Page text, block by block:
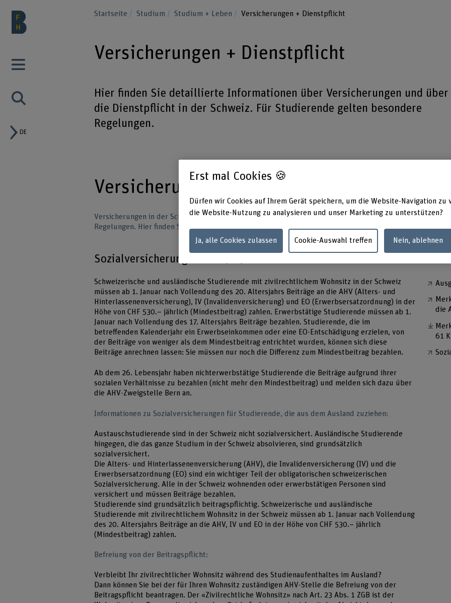
DE
Startseite Studium Studium + Leben Versicherungen + Dienstpflicht
Versicherungen + Dienstpflicht
Hier finden Sie detaillierte Informationen über Versicherungen und über
die Dienstpflicht in der Schweiz. Für Studierende gelten besondere
Regelungen.
Versicherungen
Versicherungen in der Schweiz sind teils obligatorisch. Für Studierende gelten besondere
Regelungen. Hier finden Sie die detaillierten Informationen.
Sozialversicherungen: AHV/IV/EO
Schweizerische und ausländische Studierende mit zivilrechtlichem Wohnsitz in der Schweiz
müssen ab 1. Januar nach Vollendung des 20. Altersjahrs Beiträge an die AHV (Alters- und
Hinterlassenenversicherung), IV (Invalidenversicherung) und EO (Erwerbsersatzordnung) in der
Höhe von CHF 530.– jährlich (Mindestbeitrag) zahlen. Erwerbstätige Studierende müssen ab 1.
Januar nach Vollendung des 17. Altersjahrs Beiträge bezahlen. Studierende, die im
betreffenden Kalenderjahr ein Erwerbseinkommen oder eine EO-Entschädigung erzielen, von
der Beiträge von weniger als dem Mindestbeitrag entrichtet wurden, können sich diese
Beiträge anrechnen lassen: Sie müssen nur noch die Differenz zum Mindestbeitrag bezahlen.
Ab dem 26. Lebensjahr haben nichterwerbstätige Studierende die Beiträge aufgrund ihrer
sozialen Verhältnisse zu bezahlen (nicht mehr den Mindestbeitrag) und melden sich dazu über
die AHV-Zweigstelle Bern an.
Informationen zu Sozialversicherungen für Studierende, die aus dem Ausland zuziehen:
Austauschstudierende sind in der Schweiz nicht sozialversichert. Ausländische Studierende
hingegen, die das ganze Studium in der Schweiz absolvieren, sind grundsätzlich
sozialversichert.
Die Alters- und Hinterlassenenversicherung (AHV), die Invalidenversicherung (IV) und die
Erwerbsersatzordnung (EO) sind ein wichtiger Teil der obligatorischen schweizerischen
Sozialversicherung. Alle in der Schweiz wohnenden oder erwerbstätigen Personen sind
versichert und müssen Beiträge bezahlen.
Studierende sind grundsätzlich beitragspflichtig. Schweizerische und ausländische
Studierende mit zivilrechtlichem Wohnsitz in der Schweiz müssen ab 1. Januar nach Vollendung
des 20. Altersjahrs Beiträge an die AHV, IV und EO in der Höhe von CHF 530.– jährlich
(Mindestbeitrag) zahlen.
Befreiung von der Beitragspflicht:
Verbleibt Ihr zivilrechtlicher Wohnsitz während des Studienaufenthaltes im Ausland?
Dann können Sie bei der für Ihren Wohnsitz zuständigen AHV-Stelle die Befreiung von der
Beitragspflicht beantragen. Der «Zivilrechtliche Wohnsitz» nach Art. 23 Abs. 1 ZGB ist der
die
61
Erst mal Cookies 🍪
Dürfen wir Cookies auf Ihrem Gerät speichern, um die Website-Navigation zu
die Website-Nutzung zu analysieren und unser Marketing zu unterstützen?
Ja, alle Cookies zulassen Cookie-Auswahl treffen Nein, ablehnen